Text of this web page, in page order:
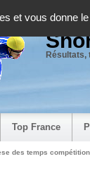
et vous donne
Résultats,
Top France
des temps compétition